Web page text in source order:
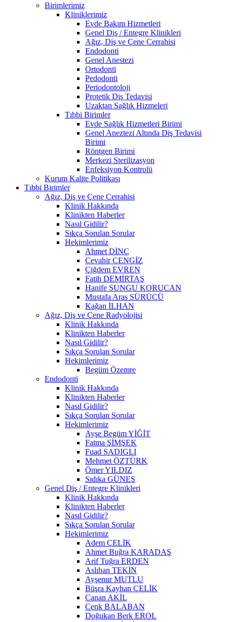
Birimlerimiz
Kliniklerimiz
Evde Bakım Hizmetleri
Genel Diş / Entegre Klinikleri
Ağız, Diş ve Çene Cerrahisi
Endodonti
Genel Anestezi
Ortodonti
Pedodonti
Periodontoloji
Protetik Diş Tedavisi
Uzaktan Sağlık Hizmeleri
Tıbbi Birimler
Evde Sağlık Hizmetleri Birimi
Genel Aneztezi Altında Diş Tedavisi
Birimi
Röntgen Birimi
Merkezi Sterilizasyon
Enfeksiyon Kontrolü
Kurum Kalite Politikası
Tıbbi Birimler
Ağız, Diş ve Çene Cerrahisi
Klinik Hakkında
Klinikten Haberler
Nasıl Gidilir?
Sıkça Sorulan Sorular
Hekimlerimiz
Ahmet DİNÇ
Cevahir CENGİZ
Çiğdem EVREN
Fatih DEMİRTAŞ
Hanife SUNGU KORUCAN
Mustafa Aras SÜRÜCÜ
Kağan İLHAN
Ağız, Diş ve Çene Radyolojisi
Klinik Hakkında
Klinikten Haberler
Nasıl Gidilir?
Sıkça Sorulan Sorular
Hekimlerimiz
Begüm Özemre
Endodonti
Klinik Hakkında
Klinikten Haberler
Nasıl Gidilir?
Sıkça Sorulan Sorular
Hekimlerimiz
Ayşe Begüm YİĞİT
Fatma ŞİMŞEK
Fuad SADIGLI
Mehmet ÖZTÜRK
Ömer YILDIZ
Sıdıka GÜNEŞ
Genel Diş / Entegre Klinikleri
Klinik Hakkında
Klinikten Haberler
Nasıl Gidilir?
Sıkça Sorulan Sorular
Hekimlerimiz
Adem ÇELİK
Ahmet Buğra KARADAŞ
Arif Tuğra ERDEN
Aslıhan TEKİN
Ayşenur MUTLU
Büşra Kayhan ÇELİK
Canan AKİL
Cenk BALABAN
Doğukan Berk EROL